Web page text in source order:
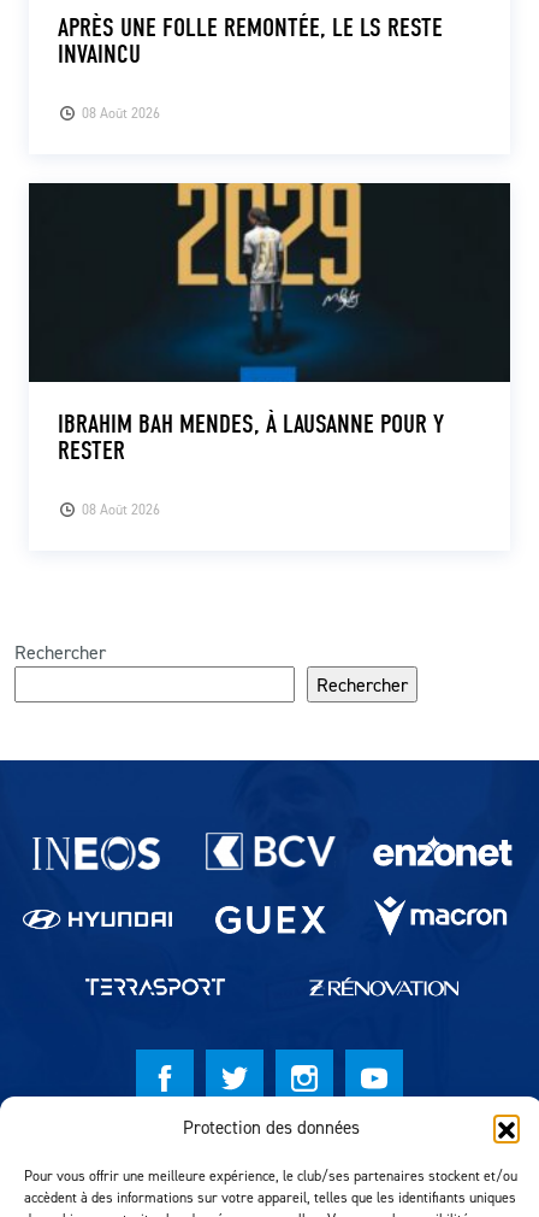
Protection des données
Pour vous offrir une meilleure expérience, le club/ses partenaires stockent et/ou
accèdent à des informations sur votre appareil, telles que les identifiants uniques
08 Août 2026
APRÈS UNE FOLLE REMONTÉE, LE LS RESTE
INVAINCU
08 Août 2026
IBRAHIM BAH MENDES, À LAUSANNE POUR Y
RESTER
Rechercher
Rechercher
Partenaires du lausanne-Sport
Réalisation MTM Agency